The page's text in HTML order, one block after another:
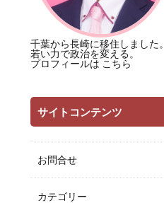
千葉から長崎に移住しました。
若い力で政治を変える。
プロフィールは こちら
サイトコンテンツ
お問合せ
カテゴリー